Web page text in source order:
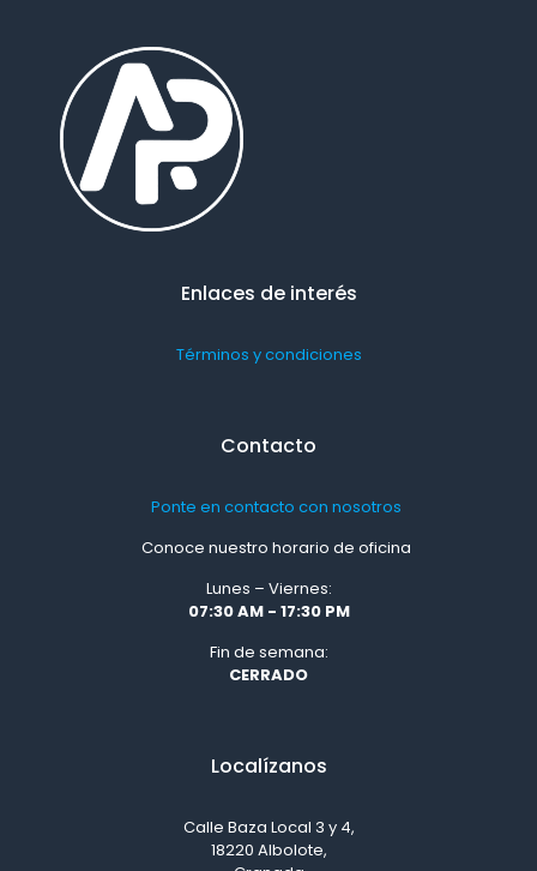
Enlaces de interés
Términos y condiciones
Contacto
Ponte en contacto con nosotros
Conoce nuestro horario de oficina
Lunes – Viernes:
07:30 AM - 17:30 PM
Fin de semana:
CERRADO
Localízanos
Calle Baza Local 3 y 4,
18220 Albolote,